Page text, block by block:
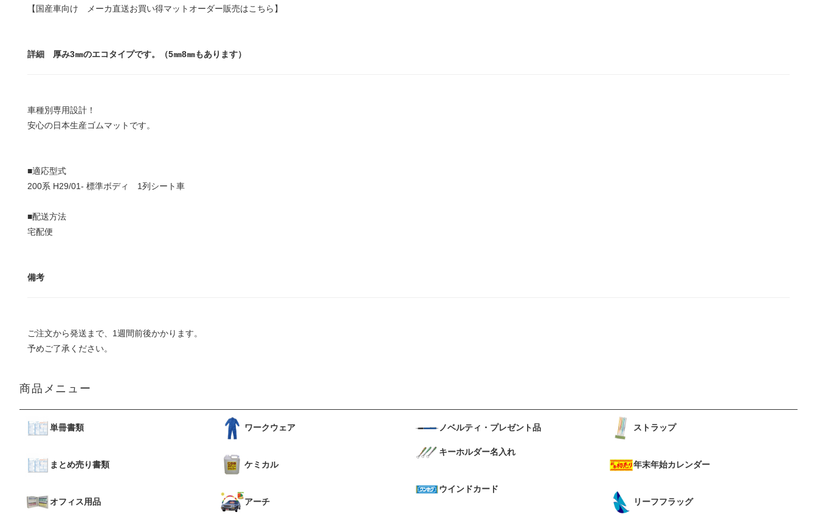
【国産車向け メーカ直送お買い得マットオーダー販売はこちら】
詳細 厚み3㎜のエコタイプです。（5㎜8㎜もあります）
車種別専用設計！
安心の日本生産ゴムマットです。
■適応型式
200系 H29/01- 標準ボディ 1列シート車
■配送方法
宅配便
備考
ご注文から発送まで、1週間前後かかります。
予めご了承ください。
商品メニュー
単冊書類
まとめ売り書類
オフィス用品
ワークウェア
ケミカル
アーチ
ノベルティ・プレゼント品
キーホルダー名入れ
ウインドカード
ストラップ
年末年始カレンダー
リーフフラッグ